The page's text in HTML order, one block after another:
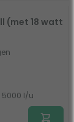
(met 18 watt
5000 l/u